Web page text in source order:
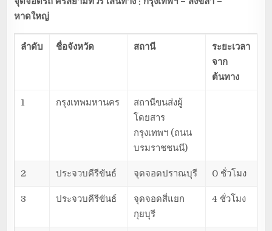
หาดใหญ่
ลำดับ ชื่อจังหวัด สถานี
ระยะเวลา
จาก
ต้นทาง
1 กรุงเทพมหานคร
สถานีขนส่งผู้
โดยสาร
กรุงเทพฯ (ถนน
บรมราชชนนี)
2 ประจวบคีรีขันธ์ จุดจอดปราณบุรี 0 ชั่วโมง
3 ประจวบคีรีขันธ์
จุดจอดสี่แยก
กุยบุรี
4 ชั่วโมง